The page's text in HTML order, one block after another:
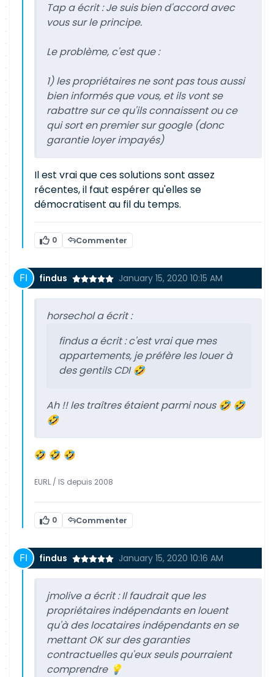
Tap a écrit :Je suis bien d'accord avec
vous sur le principe.
Le problème, c'est que :
1) les propriétaires ne sont pas tous aussi
bien informés que vous, et ils vont se
rabattre sur ce qu'ils connaissent ou ce
qui sort en premier sur google (donc
garantie loyer impayés)
Il est vrai que ces solutions sont assez
récentes, il faut espérer qu'elles se
démocratisent au fil du temps.
0 Commenter
findus January 15, 2020 10:15 AM
horsechol a écrit :
findus a écrit :c'est vrai que mes
appartements, je préfère les louer à
des gentils CDI 🤣
Ah !! les traîtres étaient parmi nous 🤣 🤣
🤣
🤣 🤣 🤣
EURL / IS depuis 2008
0 Commenter
findus January 15, 2020 10:16 AM
jmolive a écrit :Il faudrait que les
propriétaires indépendants en louent
qu'à des locataires indépendants en se
mettant OK sur des garanties
contractuelles qu'eux seuls pourraient
comprendre 💡